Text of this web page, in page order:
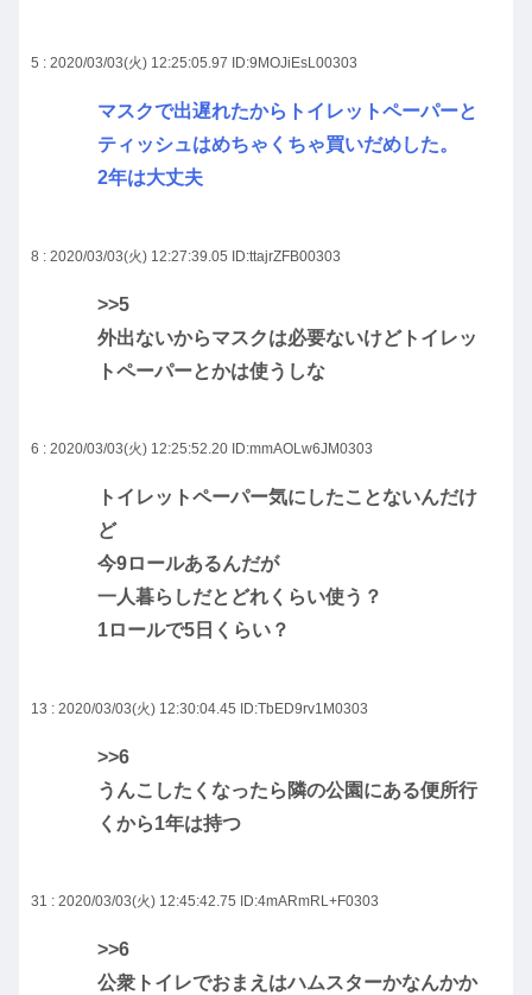
5 : 2020/03/03(火) 12:25:05.97 ID:9MOJiEsL00303
マスクで出遅れたからトイレットペーパーと
ティッシュはめちゃくちゃ買いだめした。
2年は大丈夫
8 : 2020/03/03(火) 12:27:39.05 ID:ttajrZFB00303
>>5
外出ないからマスクは必要ないけどトイレッ
トペーパーとかは使うしな
6 : 2020/03/03(火) 12:25:52.20 ID:mmAOLw6JM0303
トイレットペーパー気にしたことないんだけ
ど
今9ロールあるんだが
一人暮らしだとどれくらい使う？
1ロールで5日くらい？
13 : 2020/03/03(火) 12:30:04.45 ID:TbED9rv1M0303
>>6
うんこしたくなったら隣の公園にある便所行
くから1年は持つ
31 : 2020/03/03(火) 12:45:42.75 ID:4mARmRL+F0303
>>6
公衆トイレでおまえはハムスターかなんかか